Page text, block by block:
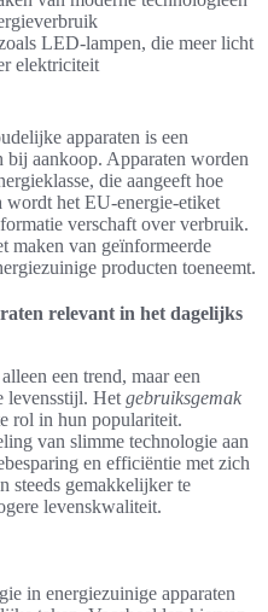
LED-lampen, die meer licht
elektriciteit
apparaten is een
bij aankoop. Apparaten worden
die aangeeft hoe
het EU-energie-etiket
verschaft over verbruik.
maken van geïnformeerde
producten toeneemt.
relevant in het dagelijks
een trend, maar een
levensstijl. Het gebruiksgemak
rol in hun populariteit.
van slimme technologie aan
en efficiëntie met zich
steeds gemakkelijker te
levenskwaliteit.
in energiezuinige apparaten